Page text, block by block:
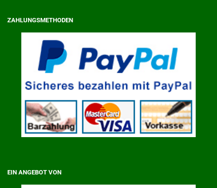
ZAHLUNGSMETHODEN
EIN ANGEBOT VON